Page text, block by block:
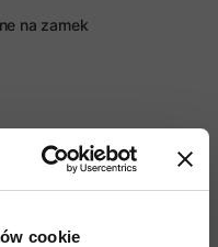
cookie
na zamek